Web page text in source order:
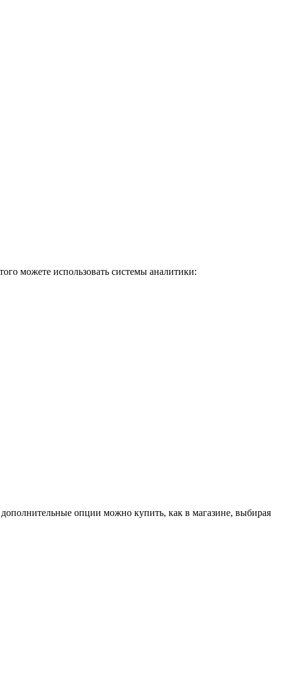
можете использовать системы аналитики:
опции можно купить, как в магазине, выбирая